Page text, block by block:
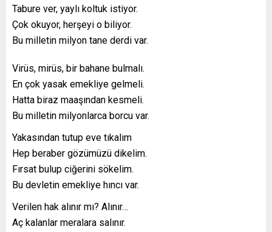
Tabure ver, yaylı koltuk istiyor.
Çok okuyor, herşeyi o biliyor.
Bu milletin milyon tane derdi var.
Virüs, mirüs, bir bahane bulmalı.
En çok yasak emekliye gelmeli.
Hatta biraz maaşından kesmeli.
Bu milletin milyonlarca borcu var.
Yakasından tutup eve tıkalım
Hep beraber gözümüzü dikelim.
Fırsat bulup ciğerini sökelim.
Bu devletin emekliye hıncı var.
Verilen hak alınır mı? Alınır…
Aç kalanlar meralara salınır.